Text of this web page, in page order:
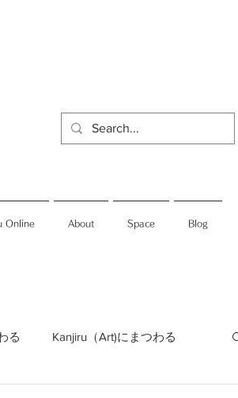
Online About Space Blog
る Kanjiru（Art)にまつわる